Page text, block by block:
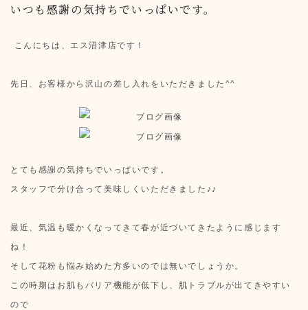
いつも感謝の気持ちでいっぱいです。
こんにちは、エス沼津店です！
先日、お客様から沢山の差し入れをいただきました^^
とても感謝の気持ちでいっぱいです。
スタッフで分け合って美味しくいただきました♪♪
最近、気温も暖かくなってきて春が近づいてきたように感じます
ね！
そして花粉も悩み始めた方多いのでは無いでしょうか。
この時期はお肌もバリア機能が低下し、肌トラブルが出てきやすい
ので